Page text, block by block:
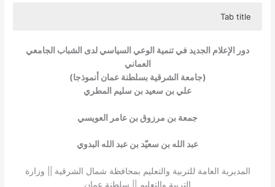
Tab title
developing political awareness among Omani university
Students. The study sample consisted of (91) students
from Ash Sharqiyah University in the Sultanate of Oman in
the first semester of the academic year 2018- 2019. This
survey methodology. Mentioning below the most
students prefer using is Facebook with (76.92%). The
effects achieved by the Omani university students as a
result of their reliance on new media sites to follow up on
دور الإعلام الجديد في تنمية الوعي السياسي لدى الشباب الجامعي
العماني
(جامعة الشرقية بسلطنة عمان أنموذجا)
علي بن سعيد بن سليم المطري
جمعة بن مرزوق بن عامر العويسي
عبد الله بن سعيّد بن عبد الله البدوي
المديرية العامة للتربية والتعليم بمحافظة شمال الشرقية || وزارة
التربية والتعليم || سلطنة عمان